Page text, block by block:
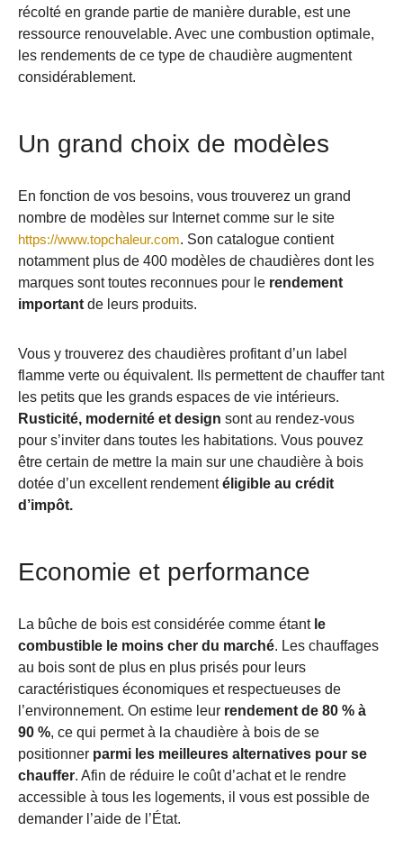
récolté en grande partie de manière durable, est une
ressource renouvelable. Avec une combustion optimale,
les rendements de ce type de chaudière augmentent
considérablement.
Un grand choix de modèles
En fonction de vos besoins, vous trouverez un grand
nombre de modèles sur Internet comme sur le site
https://www.topchaleur.com. Son catalogue contient
notamment plus de 400 modèles de chaudières dont les
marques sont toutes reconnues pour le rendement
important de leurs produits.
Vous y trouverez des chaudières profitant d’un label
flamme verte ou équivalent. Ils permettent de chauffer tant
les petits que les grands espaces de vie intérieurs.
Rusticité, modernité et design sont au rendez-vous
pour s’inviter dans toutes les habitations. Vous pouvez
être certain de mettre la main sur une chaudière à bois
dotée d’un excellent rendementéligible au crédit
d’impôt.
Economie et performance
La bûche de bois est considérée comme étant le
combustible le moins cher du marché. Les chauffages
au bois sont de plus en plus prisés pour leurs
caractéristiques économiques et respectueuses de
l’environnement. On estime leur rendement de 80 % à
90 %, ce qui permet à la chaudière à bois de se
positionner parmi les meilleures alternatives pour se
chauffer. Afin de réduire le coût d’achat et le rendre
accessible à tous les logements, il vous est possible de
demander l’aide de l’État.